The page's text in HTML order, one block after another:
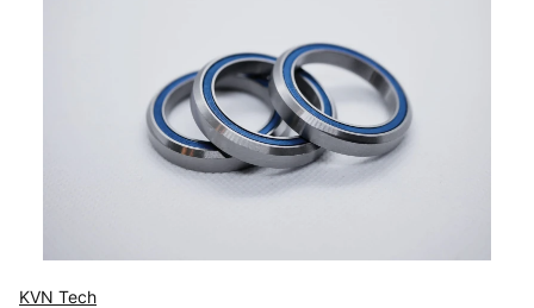
KVN Tech